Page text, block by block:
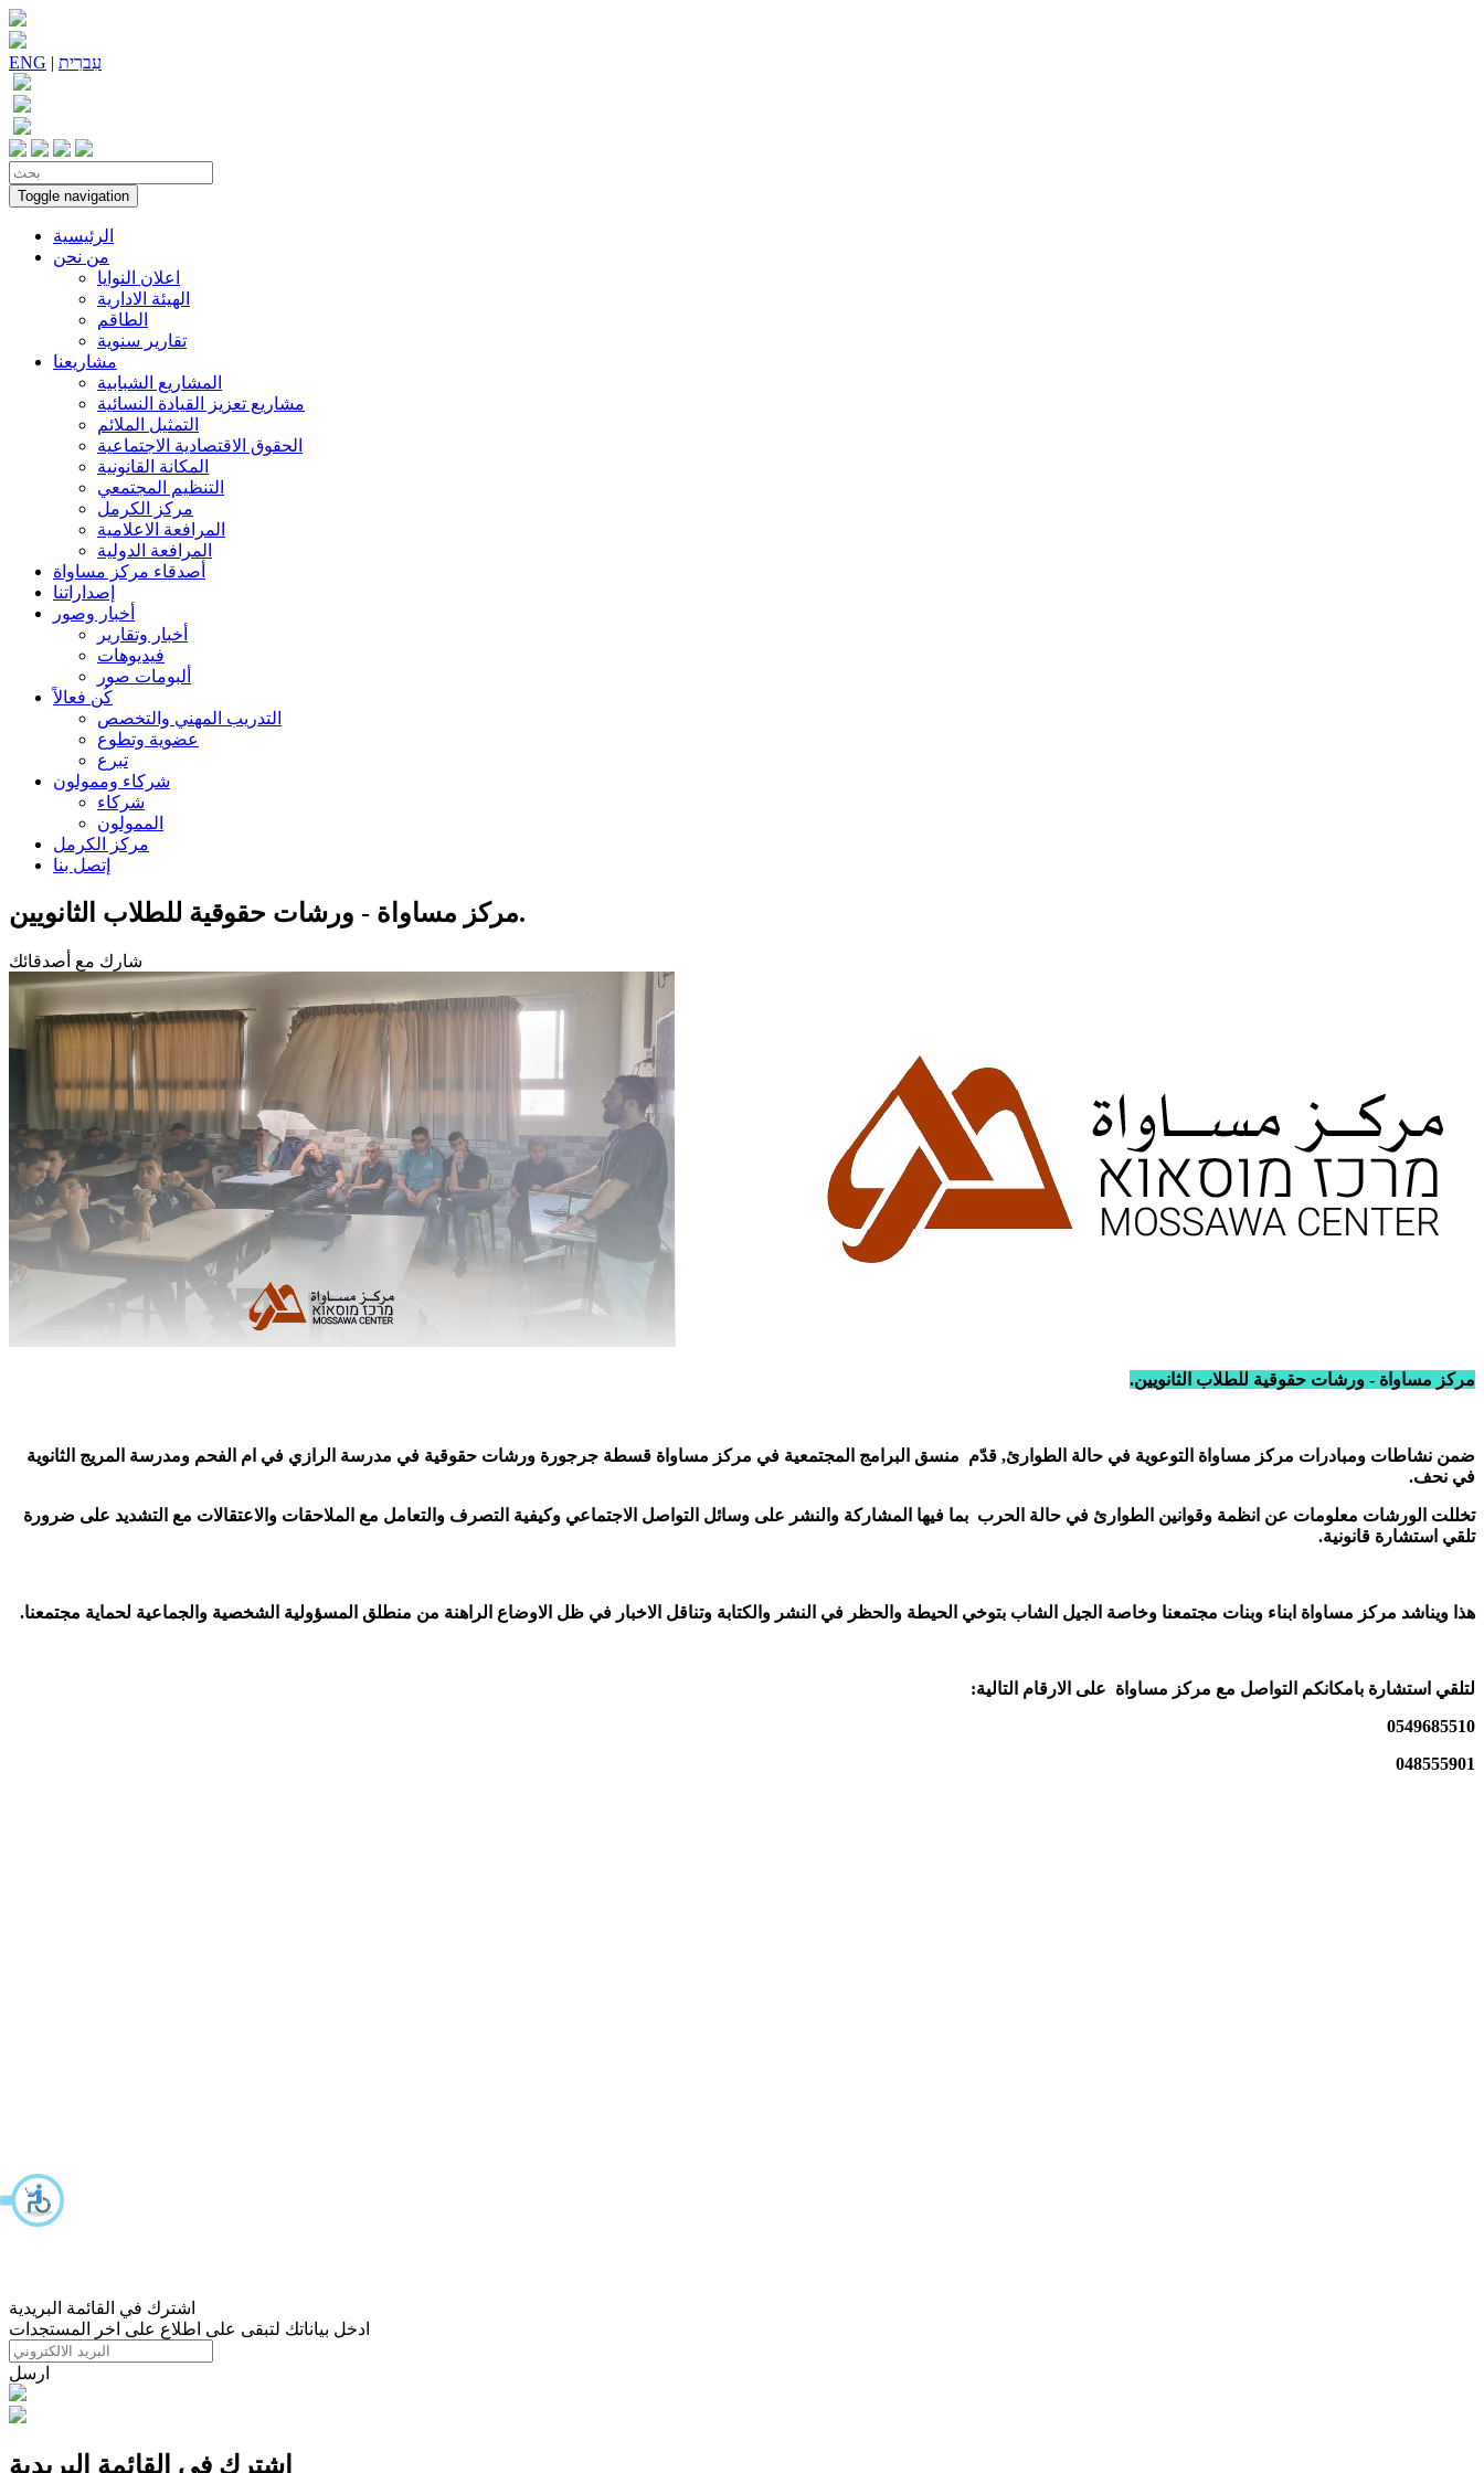
ENG | עִברִית
Toggle navigation
الرئيسية
من نحن
اعلان النوايا
الهيئة الادارية
الطاقم
تقارير سنوية
مشاريعنا
المشاريع الشبابية
مشاريع تعزيز القيادة النسائية
التمثيل الملائم
الحقوق الاقتصادية الاجتماعية
المكانة القانونية
التنظيم المجتمعي
مركز الكرمل
المرافعة الاعلامية
المرافعة الدولية
أصدقاء مركز مساواة
إصداراتنا
أخبار وصور
أخبار وتقارير
فيديوهات
ألبومات صور
كُن فعالاً
التدريب المهني والتخصص
عضوية وتطوع
تبرع
شركاء وممولون
شركاء
الممولون
مركز الكرمل
إتصل بنا
مركز مساواة - ورشات حقوقية للطلاب الثانويين.
شارك مع أصدقائك
مركز مساواة - ورشات حقوقية للطلاب الثانويين.
ضمن نشاطات ومبادرات مركز مساواة التوعوية في حالة الطوارئ, قدّم منسق البرامج المجتمعية في مركز مساواة قسطة جرجورة ورشات حقوقية في مدرسة الرازي في ام الفحم ومدرسة المريج الثانوية
في نحف.
تخللت الورشات معلومات عن انظمة وقوانين الطوارئ في حالة الحرب بما فيها المشاركة والنشر على وسائل التواصل الاجتماعي وكيفية التصرف والتعامل مع الملاحقات والاعتقالات مع التشديد على ضرورة
تلقي استشارة قانونية.
هذا ويناشد مركز مساواة ابناء وبنات مجتمعنا وخاصة الجيل الشاب بتوخي الحيطة والحظر في النشر والكتابة وتناقل الاخبار في ظل الاوضاع الراهنة من منطلق المسؤولية الشخصية والجماعية لحماية مجتمعنا.
لتلقي استشارة بامكانكم التواصل مع مركز مساواة على الارقام التالية:
0549685510
048555901
اشترك في القائمة البريدية
ادخل بياناتك لتبقى على اطلاع على اخر المستجدات
ارسل
اشترك في القائمة البريدية